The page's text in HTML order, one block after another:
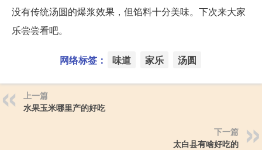
没有传统汤圆的爆浆效果，但馅料十分美味。下次来大家
乐尝尝看吧。
网络标签： 味道 家乐 汤圆
上一篇
水果玉米哪里产的好吃
下一篇
太白县有啥好吃的